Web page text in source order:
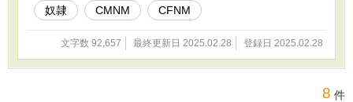
奴隷
CMNM CFNM
文字数 92,657 最終更新日 2025.02.28 登録日 2025.02.28
8 件